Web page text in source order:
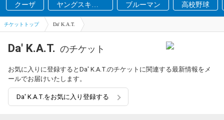
クーザ
ヤングスキニ
ー
ブルーマン 高校野球
チケットトップ Da' K.A.T.
Da' K.A.T. のチケット
お気に入りに登録するとDa' K.A.T.のチケットに関連する最新情報をメ
ールでお届けいたします。
Da' K.A.T.をお気に入り登録する